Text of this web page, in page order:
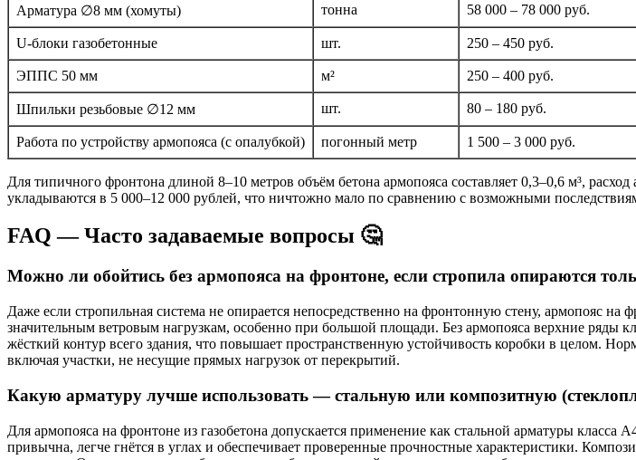
Арматура ∅8 мм (хомуты) тонна 58 000 – 78 000 руб.
U-блоки газобетонные шт. 250 – 450 руб.
ЭППС 50 мм м² 250 – 400 руб.
Шпильки резьбовые ∅12 мм шт. 80 – 180 руб.
Работа по устройству армопояса (с опалубкой) погонный метр 1 500 – 3 000 руб.
Для типичного фронтона длиной 8–10 метров объём бетона армопояса составляет 0,3–0,6 м³,
укладываются в 5 000–12 000 рублей, что ничтожно мало по сравнению с возможными
FAQ — Часто задаваемые вопросы 🤔
Можно ли обойтись без армопояса на фронтоне, если стропила опираются
Даже если стропильная система не опирается непосредственно на фронтонную стену, армопояс на
значительным ветровым нагрузкам, особенно при большой площади. Без армопояса верхние ряды
жёсткий контур всего здания, что повышает пространственную устойчивость коробки в целом.
включая участки, не несущие прямых нагрузок от перекрытий.
Какую арматуру лучше использовать — стальную или композитную
Для армопояса на фронтоне из газобетона допускается применение как стальной арматуры
привычна, легче гнётся в углах и обеспечивает проверенные прочностные характеристики.